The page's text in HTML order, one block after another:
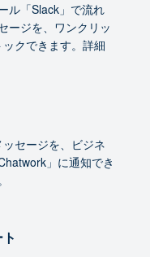
ル「Slack」で流れ
ージを、ワンクリッ
クできます。詳細
セージを、ビジネ
」に通知でき